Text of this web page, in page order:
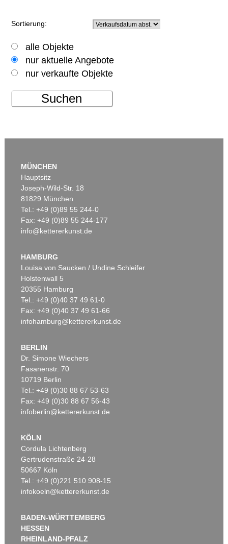
Sortierung:
alle Objekte
nur aktuelle Angebote
nur verkaufte Objekte
Suchen
MÜNCHEN
Hauptsitz
Joseph-Wild-Str. 18
81829 München
Tel.: +49 (0)89 55 244-0
Fax: +49 (0)89 55 244-177
info@kettererkunst.de
HAMBURG
Louisa von Saucken / Undine Schleifer
Holstenwall 5
20355 Hamburg
Tel.: +49 (0)40 37 49 61-0
Fax: +49 (0)40 37 49 61-66
infohamburg@kettererkunst.de
BERLIN
Dr. Simone Wiechers
Fasanenstr. 70
10719 Berlin
Tel.: +49 (0)30 88 67 53-63
Fax: +49 (0)30 88 67 56-43
infoberlin@kettererkunst.de
KÖLN
Cordula Lichtenberg
Gertrudenstraße 24-28
50667 Köln
Tel.: +49 (0)221 510 908-15
infokoeln@kettererkunst.de
BADEN-WÜRTTEMBERG
HESSEN
RHEINLAND-PFALZ